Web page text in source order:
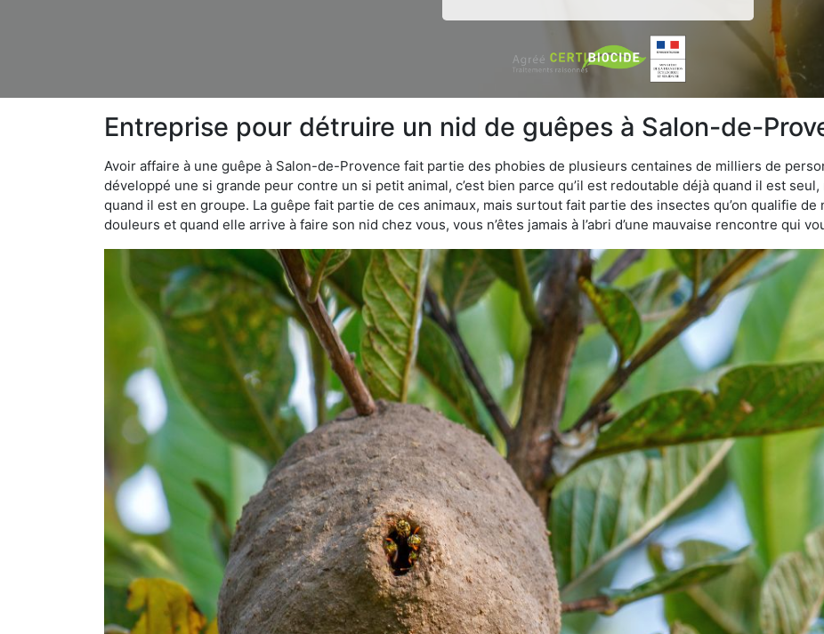
Entreprise pour détruire un nid de guêpes à Salon-de-
Avoir affaire à une guêpe à Salon-de-Provence fait partie des phobies de plusieurs centaines de milliers de
développé une si grande peur contre un si petit animal, c’est bien parce qu’il est redoutable déjà quand il est
quand il est en groupe. La guêpe fait partie de ces animaux, mais surtout fait partie des insectes qu’on qualifie de
douleurs et quand elle arrive à faire son nid chez vous, vous n’êtes jamais à l’abri d’une mauvaise rencontre qui